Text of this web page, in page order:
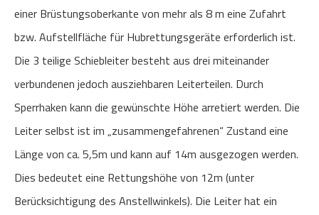
einer Brüstungsoberkante von mehr als 8 m eine Zufahrt
bzw. Aufstellfläche für Hubrettungsgeräte erforderlich ist.
Die 3 teilige Schiebleiter besteht aus drei miteinander
verbundenen jedoch ausziehbaren Leiterteilen. Durch
Sperrhaken kann die gewünschte Höhe arretiert werden. Die
Leiter selbst ist im „zusammengefahrenen“ Zustand eine
Länge von ca. 5,5m und kann auf 14m ausgezogen werden.
Dies bedeutet eine Rettungshöhe von 12m (unter
Berücksichtigung des Anstellwinkels). Die Leiter hat ein